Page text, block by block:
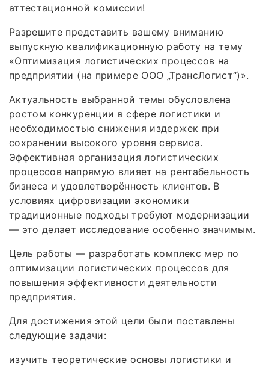
аттестационной комиссии!
Разрешите представить вашему вниманию
выпускную квалификационную работу на тему
«Оптимизация логистических процессов на
предприятии (на примере ООО „ТрансЛогист“)».
Актуальность выбранной темы обусловлена
ростом конкуренции в сфере логистики и
необходимостью снижения издержек при
сохранении высокого уровня сервиса.
Эффективная организация логистических
процессов напрямую влияет на рентабельность
бизнеса и удовлетворённость клиентов. В
условиях цифровизации экономики
традиционные подходы требуют модернизации
— это делает исследование особенно значимым.
Цель работы — разработать комплекс мер по
оптимизации логистических процессов для
повышения эффективности деятельности
предприятия.
Для достижения этой цели были поставлены
следующие задачи:
изучить теоретические основы логистики и